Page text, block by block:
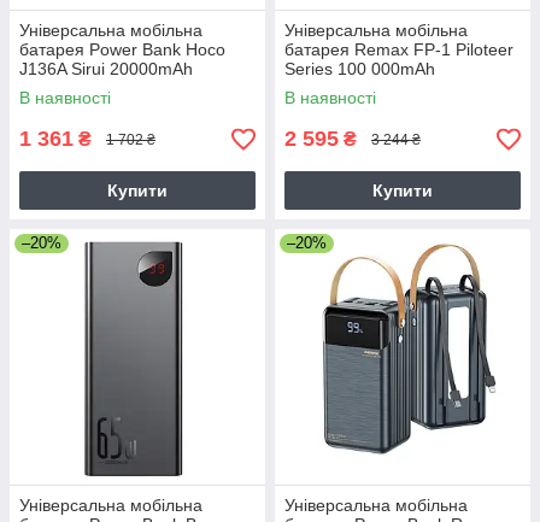
Універсальна мобільна
батарея Power Bank Hoco
J136A Sirui 20000mAh
22.5W+PD20W Зовнішній
акумулятор
В наявності
1 361 ₴ 1 702 ₴
Купити
Універсальна мобільна
батарея Remax FP-1 Piloteer
Series 100 000mAh
PD27W+QC22.5W Зовнішній
акумулятор
В наявності
2 595 ₴ 3 244 ₴
Купити
–20%
Універсальна мобільна
–20%
Універсальна мобільна